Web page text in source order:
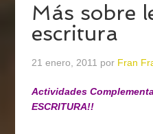
Más sobre
escritura
21 enero, 2011 por Fran
Actividades
ESCRITURA!!